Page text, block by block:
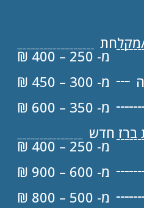
מקלחת
מ- 250 – 400 ₪
מ- 300 – 450 ₪
מ- 350 – 600 ₪
ברז חדש
מ- 250 – 400 ₪
מ- 600 – 900 ₪
מ- 500 – 800 ₪